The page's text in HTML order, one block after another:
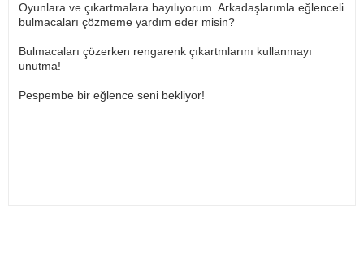
Oyunlara ve çıkartmalara bayılıyorum. Arkadaşlarımla eğlenceli
bulmacaları çözmeme yardım eder misin?
Bulmacaları çözerken rengarenk çıkartmlarını kullanmayı
unutma!
Pespembe bir eğlence seni bekliyor!